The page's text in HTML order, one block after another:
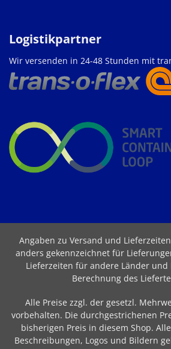
Logistikpartner
Wir versenden in 24-48 Stunden mit
Angaben zu Versand und
anders gekennzeichnet für
Lieferzeiten für andere Länder
Berechnung des
Alle Preise zzgl. der gesetzl.
vorbehalten. Die durchgestrichenen
bisherigen Preis in diesem Shop.
Beschreibungen, Logos und Bildern